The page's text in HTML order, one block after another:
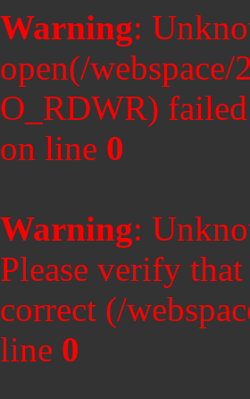
Warning:
open(/
O_RDWR)
on line 0
Warning:
Please verify
correct (/
line 0